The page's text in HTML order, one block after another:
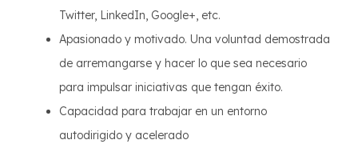
Twitter, LinkedIn, Google+, etc.
Apasionado y motivado. Una voluntad demostrada
de arremangarse y hacer lo que sea necesario
para impulsar iniciativas que tengan éxito.
Capacidad para trabajar en un entorno
autodirigido y acelerado